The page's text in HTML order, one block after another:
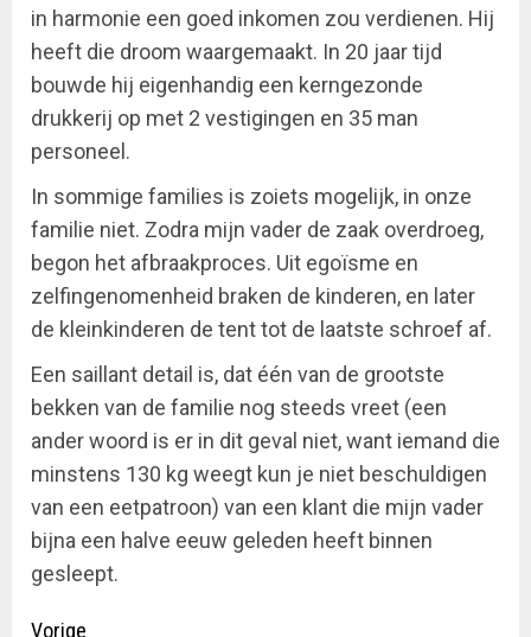
in harmonie een goed inkomen zou verdienen. Hij
heeft die droom waargemaakt. In 20 jaar tijd
bouwde hij eigenhandig een kerngezonde
drukkerij op met 2 vestigingen en 35 man
personeel.
In sommige families is zoiets mogelijk, in onze
familie niet. Zodra mijn vader de zaak overdroeg,
begon het afbraakproces. Uit egoïsme en
zelfingenomenheid braken de kinderen, en later
de kleinkinderen de tent tot de laatste schroef af.
Een saillant detail is, dat één van de grootste
bekken van de familie nog steeds vreet (een
ander woord is er in dit geval niet, want iemand die
minstens 130 kg weegt kun je niet beschuldigen
van een eetpatroon) van een klant die mijn vader
bijna een halve eeuw geleden heeft binnen
gesleept.
Vorige